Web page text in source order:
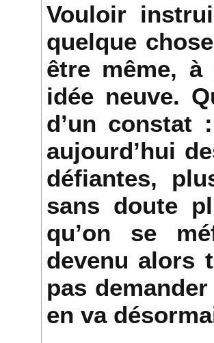
Vouloir
quelque
être même,
idée neuve.
d’un constat
aujourd’hui
défiantes,
sans doute
qu’on se
devenu alors
pas
en va